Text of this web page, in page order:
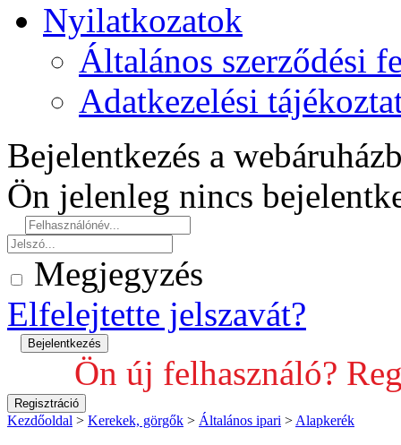
Nyilatkozatok
Általános szerződési
Adatkezelési
Bejelentkezés a
Ön jelenleg nincs
Megjegyzés
Elfelejtette jelszavát?
Ön új felhasználó?
Kezdőoldal > Kerekek, görgők > Általános ipari > Alapkerék